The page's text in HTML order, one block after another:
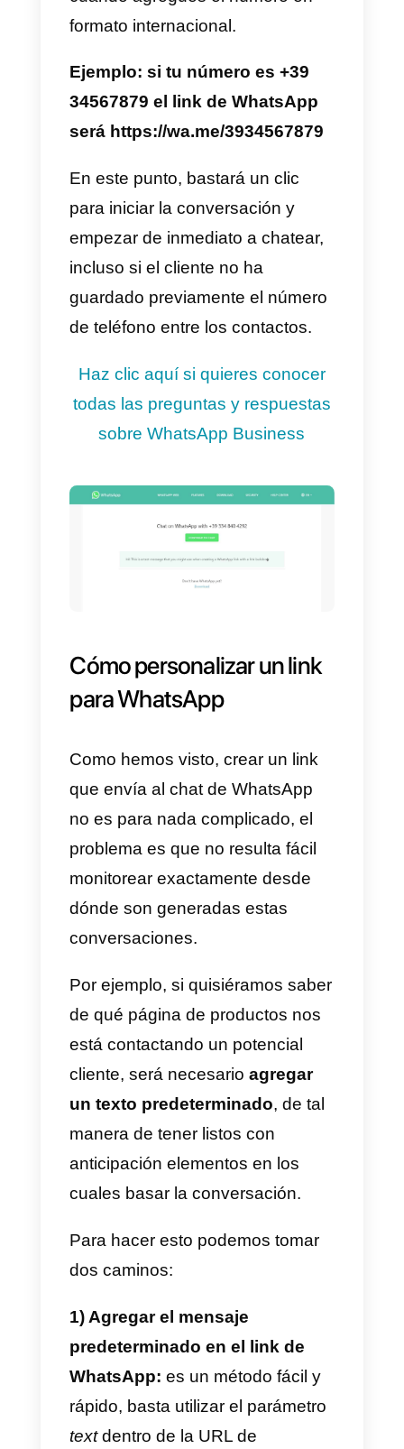
un link
que envíe directamente
Se trata de un click-to-chat
agregar en el sitio web o en los
posts de Facebook, Instagram o
las otras redes sociales que
utilizadas por la marca. Así tus
potenciales clientes podrán ser
redirigidos al chat de WhatsApp,
contigo.
— https://wa.me/<number> —
donde <number> se refiere al
número de teléfono empresarial
internacional. No incluyas ningún
cero, paréntesis o guiones
formato internacional.
Ejemplo: si tu número es +39
34567879 el link de WhatsApp
será
https://wa.me/3934567879
para iniciar la conversación y
empezar de inmediato a chatear,
incluso si el cliente no ha
guardado previamente el número
de teléfono entre los contactos.
Haz clic aquí si quieres conocer
todas las preguntas y
sobre WhatsApp Business